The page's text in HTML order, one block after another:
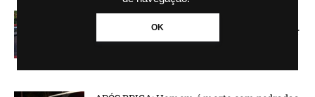
OK
POLÍCIA: Polícia Civil prende quatro
criminosos durante operação para combater
tráfico de drogas; Armas...